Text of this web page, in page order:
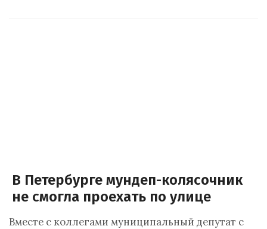
В Петербурге мундеп-колясочник
не смогла проехать по улице
Вместе с коллегами муниципальный депутат с